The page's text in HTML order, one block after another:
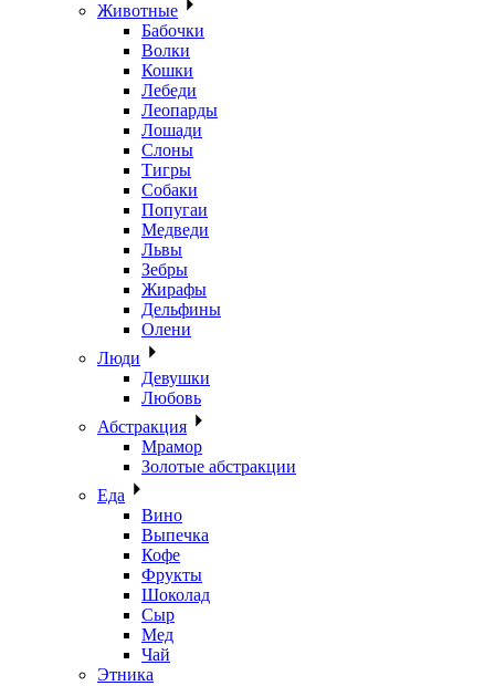
Животные
Бабочки
Волки
Кошки
Лебеди
Леопарды
Лошади
Слоны
Тигры
Собаки
Попугаи
Медведи
Львы
Зебры
Жирафы
Дельфины
Олени
Люди
Девушки
Любовь
Абстракция
Мрамор
Золотые абстракции
Еда
Вино
Выпечка
Кофе
Фрукты
Шоколад
Сыр
Мед
Чай
Этника